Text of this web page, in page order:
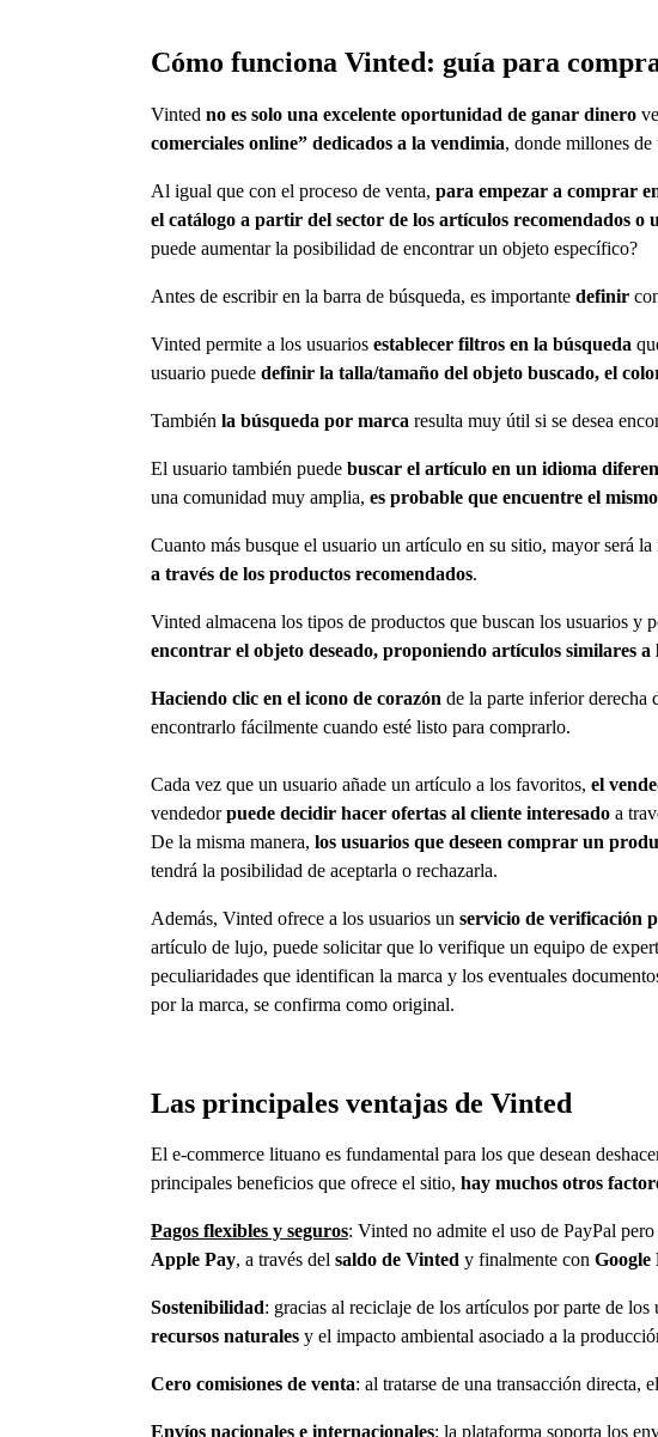
Cómo funciona Vinted: guía para
Vinted no es solo una excelente oportunidad de ganar dinero
comerciales online” dedicados a la vendimia, donde millones de
Al igual que con el proceso de venta, para empezar a comprar
el catálogo a partir del sector de los artículos recomendados
puede aumentar la posibilidad de encontrar un objeto específico?
Antes de escribir en la barra de búsqueda, es importante definir
Vinted permite a los usuarios establecer filtros en la búsqueda
usuario puede definir la talla/tamaño del objeto buscado, el
También la búsqueda por marca resulta muy útil si se desea
El usuario también puede buscar el artículo en un idioma
una comunidad muy amplia, es probable que encuentre el
Cuanto más busque el usuario un artículo en su sitio, mayor será
a través de los productos recomendados.
Vinted almacena los tipos de productos que buscan los usuarios y
encontrar el objeto deseado, proponiendo artículos similares a
Haciendo clic en el icono de corazón de la parte inferior derecha
encontrarlo fácilmente cuando esté listo para comprarlo.
Cada vez que un usuario añade un artículo a los favoritos, el
vendedorpuede decidir hacer ofertas al cliente interesado a
De la misma manera, los usuarios que deseen comprar un
tendrá la posibilidad de aceptarla o rechazarla.
Además, Vinted ofrece a los usuarios un servicio de verificación
artículo de lujo, puede solicitar que lo verifique un equipo de
peculiaridades que identifican la marca y los eventuales
por la marca, se confirma como original.
Las principales ventajas de Vinted
El e-commerce lituano es fundamental para los que desean
principales beneficios que ofrece el sitio, hay muchos otros
Pagos flexibles y seguros: Vinted no admite el uso de PayPal
Apple Pay, a través del saldo de Vinted y finalmente con Google
Sostenibilidad: gracias al reciclaje de los artículos por parte de
recursos naturales y el impacto ambiental asociado a la
Cero comisiones de venta: al tratarse de una transacción directa,
Envíos nacionales e internacionales: la plataforma soporta los